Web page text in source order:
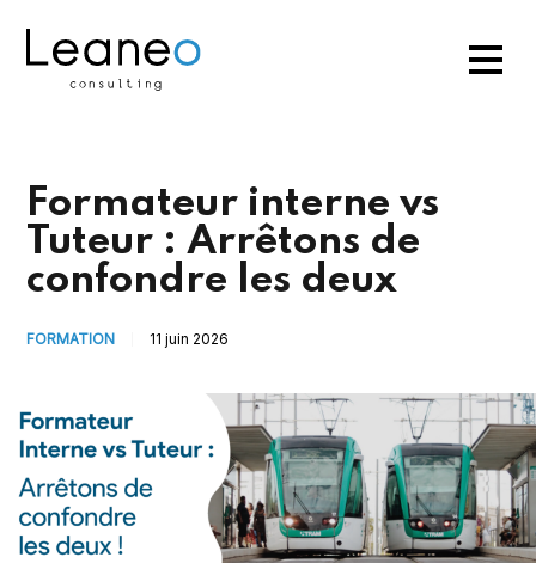
Formateur interne vs
Tuteur : Arrêtons de
confondre les deux
FORMATION 11 juin 2026